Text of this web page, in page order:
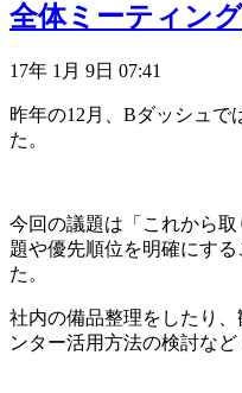
全体ミーティング
17年 1月 9日 07:41
昨年の12月、Bダッシュで
た。
今回の議題は「これから
題や優先順位を明確にす
た。
社内の備品整理をしたり
ンター活用方法の検討など